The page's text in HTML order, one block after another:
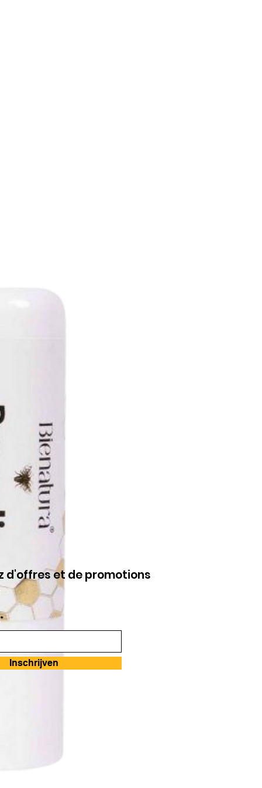
d'offres et de promotions
Inschrijven